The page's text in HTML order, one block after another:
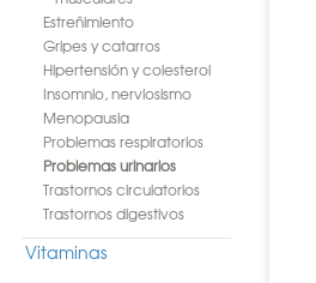
Estreñimiento
Gripes y catarros
Hipertensión y colesterol
Insomnio, nerviosismo
Menopausia
Problemas respiratorios
Problemas urinarios
Trastornos circulatorios
Trastornos digestivos
Vitaminas